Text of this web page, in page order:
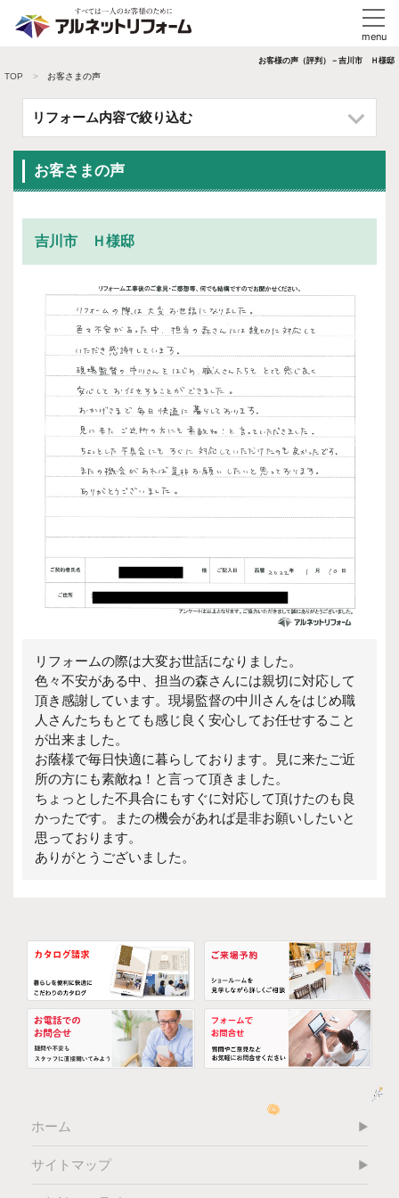
お客様の声（評判）－吉川市 Ｈ様邸
TOP お客さまの声
リフォーム内容で絞り込む
お客さまの声
吉川市 Ｈ様邸
リフォームの際は大変お世話になりました。
色々不安がある中、担当の森さんには親切に対応して
頂き感謝しています。現場監督の中川さんをはじめ職
人さんたちもとても感じ良く安心してお任せすること
が出来ました。
お蔭様で毎日快適に暮らしております。見に来たご近
所の方にも素敵ね！と言って頂きました。
ちょっとした不具合にもすぐに対応して頂けたのも良
かったです。またの機会があれば是非お願いしたいと
思っております。
ありがとうございました。
ホーム
サイトマップ